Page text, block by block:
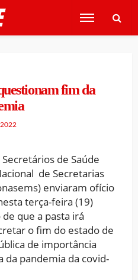
fim da
de Saúde
de Secretarias
enviaram ofício
terça-feira (19)
que a pasta irá
o fim do estado de
de importância
da pandemia da covid-